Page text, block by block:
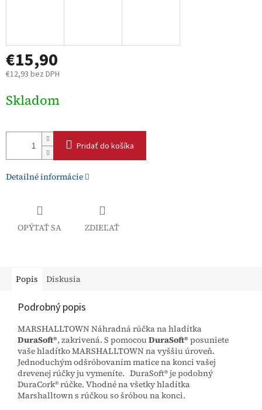
€15,90
€12,93 bez DPH
cena:
Skladom
Pridať do košíka
Detailné informácie
OPÝTAŤ SA ZDIEĽAŤ
Popis Diskusia
Podrobný popis
MARSHALLTOWN Náhradná rúčka na hladítka
DuraSoft®, zakrivená. S pomocouDuraSoft® posuniete
vaše hladítko MARSHALLTOWN na vyššiu úroveň.
Jednoduchým odšróbovaním matice na konci vašej
drevenej rúčky ju vymeníte. DuraSoft® je podobný
DuraCork® rúčke. Vhodné na všetky hladítka
Marshalltown s rúčkou so šróbou na konci.